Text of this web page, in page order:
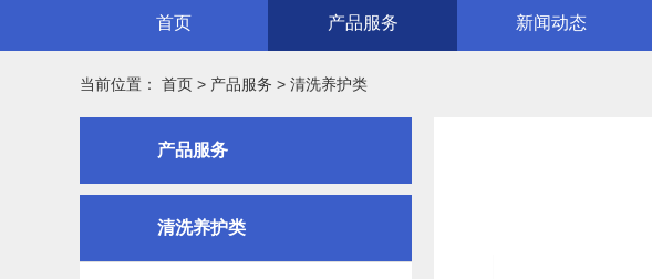
首页 产品服务 新闻动态
当前位置： 首页 > 产品服务 > 清洗养护类
产品服务
清洗养护类